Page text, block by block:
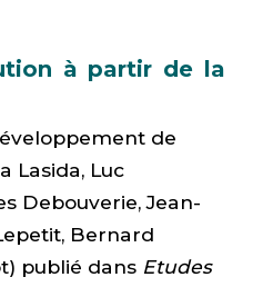
à partir de la
de
Lasida, Luc
Debouverie, Jean-
Bernard
publié dans Etudes